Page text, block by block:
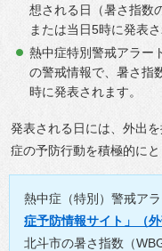
想される日（暑さ指数
または当日5時に発表さ
熱中症特別警戒アラー
の警戒情報で、暑さ指
時に発表されます。
発表される日には、外出
症の予防行動を積極的にと
熱中症（特別）警戒ア
症予防情報サイト」（外
北斗市の暑さ指数（